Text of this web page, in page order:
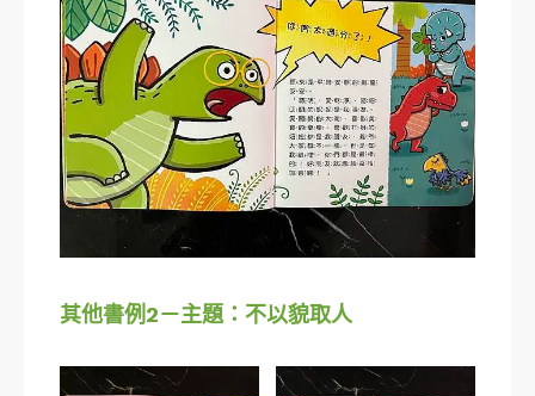
其他書例2－主題：不以貌取人